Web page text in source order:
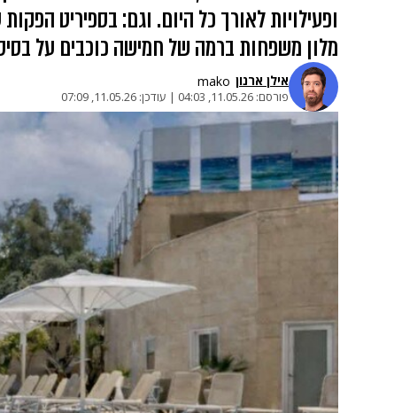
ופעילויות לאורך כל היום. וגם: בספיריט
מלון משפחות ברמה של חמישה כוכבים על
אילן ארנון mako
פורסם: 11.05.26, 04:03
| עודכן: 11.05.26, 07:09